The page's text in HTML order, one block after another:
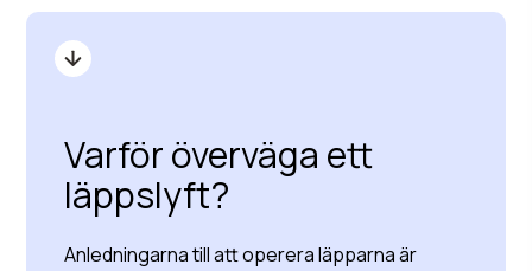
Varför överväga ett
läppslyft?
Anledningarna till att operera läpparna är